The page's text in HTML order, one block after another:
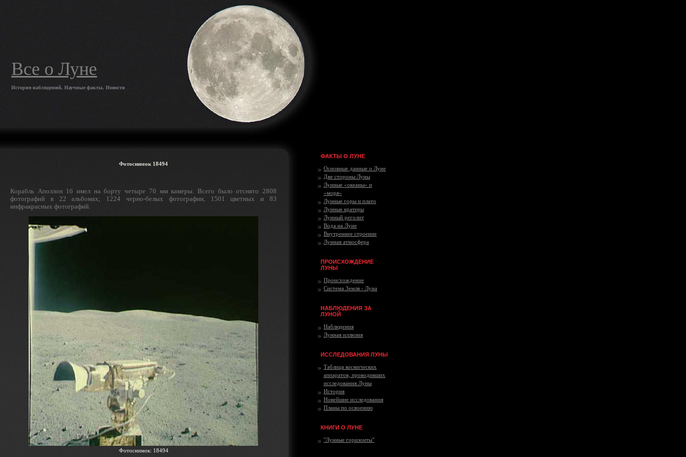
Все о Луне
История наблюдений, Научные факты, Новости
Фотоснимок 18494
Корабль Аполлон 16 имел на борту четыре 70 мм камеры. Всего было отснято 2808
фотографий в 22 альбомах; 1224 черно-белых фотографии, 1501 цветных и 83
инфракрасных фотографий.
Фотоснимок: 18494
ФАКТЫ О ЛУНЕ
Основные данные о Луне
Две стороны Луны
Лунные «океаны» и
«моря»
Лунные горы и плато
Лунные кратеры
Лунный реголит
Вода на Луне
Внутреннее строение
Лунная атмосфера
ПРОИСХОЖДЕНИЕ
ЛУНЫ
Происхождение
Система Земля - Луна
НАБЛЮДЕНИЯ ЗА
ЛУНОЙ
Наблюдения
Лунная иллюзия
ИССЛЕДОВАНИЯ ЛУНЫ
Таблица космических
аппаратов, проводивших
исследования Луны
История
Новейшие исследования
Планы по освоению
КНИГИ О ЛУНЕ
"Лунные горизонты"